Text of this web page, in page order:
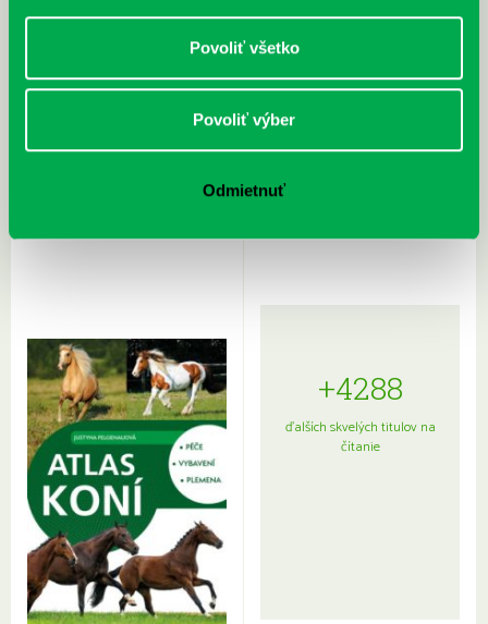
Povoliť všetko
Povoliť výber
Odmietnuť
Sprievodca po hviezdnej oblohe
kompletný sprievodca
+4288
ďalších skvelých titulov na
čítanie